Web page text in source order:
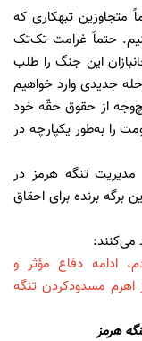
متجاوزین تبهکاری که
حتماً غرامت تک‌تک
این جنگ را طلب
جدیدی وارد خواهیم
از حقوق حقّه خود
را به‌طور یکپارچه در
تنگه هرمز در
برگه برنده برای احقاق
می‌کنند:
ادامه دفاع مؤثر و
مسدودکردن تنگه
هرمز